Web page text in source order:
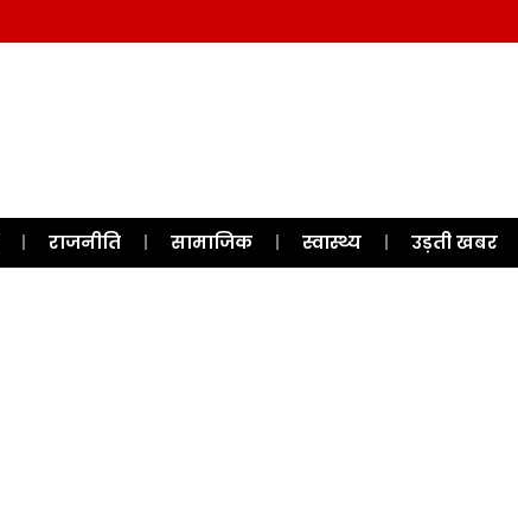
राजनीति सामाजिक स्वास्थ्य उड़ती खबर